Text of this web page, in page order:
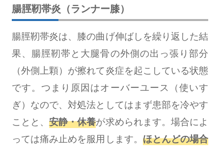
腸脛靭帯炎（ランナー膝）
腸脛靭帯炎は、膝の曲げ伸ばしを繰り返した結
果、腸脛靭帯と大腿骨の外側の出っ張り部分
（外側上顆）が擦れて炎症を起こしている状態
です。つまり原因はオーバーユース（使いす
ぎ）なので、対処法としてはまず患部を冷やす
ことと、安静・休養が求められます。場合によ
っては痛み止めを服用します。 ほとんどの場合